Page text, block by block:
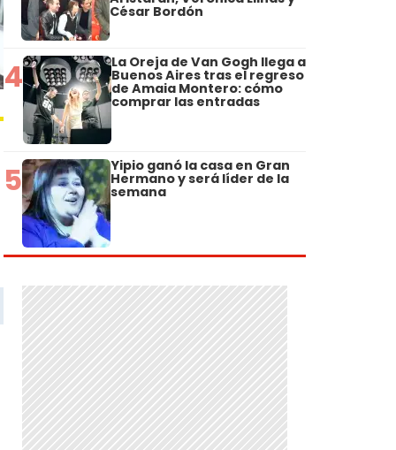
César Bordón
4 La Oreja de Van Gogh llega a
Buenos Aires tras el regreso
de Amaia Montero: cómo
comprar las entradas
5 Yipio ganó la casa en Gran
Hermano y será líder de la
semana